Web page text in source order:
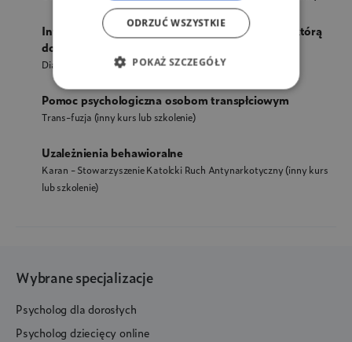
Interwencja kryzysowa - jak pracować z osobą, którą
dotknęła nagła tragedia?
Dialog (inny kurs lub szkolenie)
Pomoc psychologiczna osobom transpłciowym
Trans-fuzja (inny kurs lub szkolenie)
Uzależnienia behawioralne
Karan - Stowarzyszenie Katolcki Ruch Antynarkotyczny(inny kurs
lub szkolenie)
Wybrane specjalizacje
Psycholog dla dorosłych
Psycholog dziecięcy online
ODRZUĆ WSZYSTKIE
POKAŻ SZCZEGÓŁY